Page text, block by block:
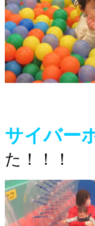
サイバー
た！！！